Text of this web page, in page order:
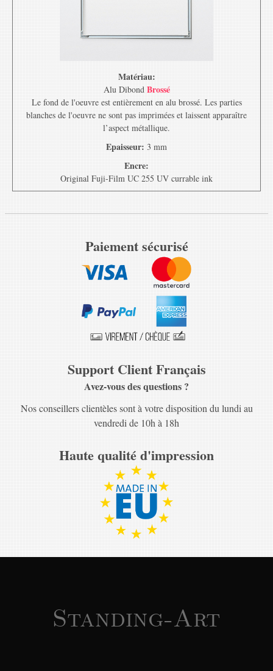
Matériau:
Alu Dibond Brossé
Le fond de l'oeuvre est entièrement en alu brossé. Les parties
blanches de l'oeuvre ne sont pas imprimées et laissent apparaître
l’aspect métallique.
Epaisseur: 3 mm
Encre:
Original Fuji-Film UC 255 UV currable ink
Paiement sécurisé
Support Client Français
Avez-vous des questions ?
Nos conseillers clientèles sont à votre disposition du lundi au
vendredi de 10h à 18h
Haute qualité d'impression
Standing-Art